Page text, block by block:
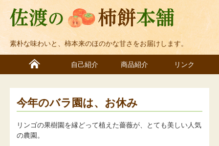
素朴な味わいと、柿本来のほのかな甘さをお届けします。
自己紹介 商品紹介 リンク
今年のバラ園は、お休み
リンゴの果樹園を縁どって植えた薔薇が、とても美しい人気
の農園。